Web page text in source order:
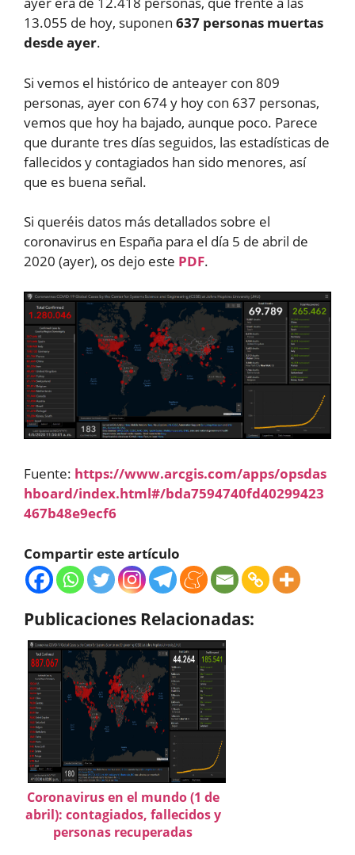
13.055 de hoy, suponen 637 personas muertas
desde ayer.
Si vemos el histórico de anteayer con 809
personas, ayer con 674 y hoy con 637 personas,
vemos que hoy ha bajado, aunque poco. Parece
que durante tres días seguidos, las estadísticas de
fallecidos y contagiados han sido menores, así
que es buena señal.
Si queréis datos más detallados sobre el
coronavirus en España para el día 5 de abril de
2020 (ayer), os dejo este PDF.
Fuente: https://www.arcgis.com/apps/opsdas
hboard/index.html#/bda7594740fd40299423
467b48e9ecf6
Compartir este artículo
Publicaciones Relacionadas:
Coronavirus en el mundo (1 de
abril): contagiados, fallecidos y
personas recuperadas